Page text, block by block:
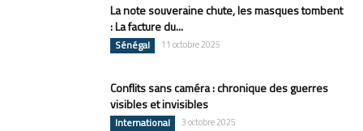
La note souveraine chute, les masques tombent
: La facture du...
Sénégal 11 octobre 2025
Conflits sans caméra : chronique des guerres
visibles et invisibles
International 3 octobre 2025